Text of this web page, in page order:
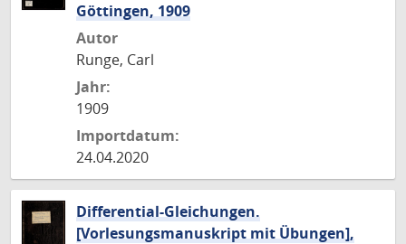
Göttingen, 1909
Autor
Runge, Carl
Jahr:
1909
Importdatum:
24.04.2020
Differential-Gleichungen.
[Vorlesungsmanuskript mit Übungen],